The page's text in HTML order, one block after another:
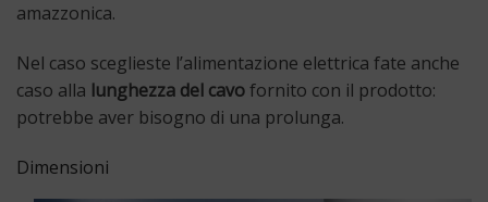
amazzonica.
Nel caso sceglieste l’alimentazione elettrica fate anche
caso alla lunghezza del cavofornito con il prodotto:
potrebbe aver bisogno di una prolunga.
Dimensioni